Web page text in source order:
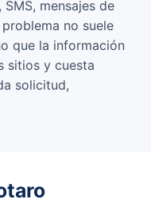
mensajes de
no suele
que la información
sitios y cuesta
solicitud,